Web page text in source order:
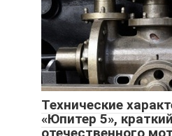
Технические
«Юпитер 5»,
отечественного